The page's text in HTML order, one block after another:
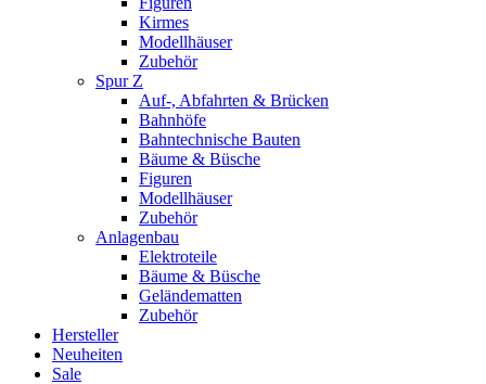
Kirmes
Modellhäuser
Zubehör
Spur Z
Auf-, Abfahrten & Brücken
Bahnhöfe
Bahntechnische Bauten
Bäume & Büsche
Figuren
Modellhäuser
Zubehör
Anlagenbau
Elektroteile
Bäume & Büsche
Geländematten
Zubehör
Hersteller
Neuheiten
Sale